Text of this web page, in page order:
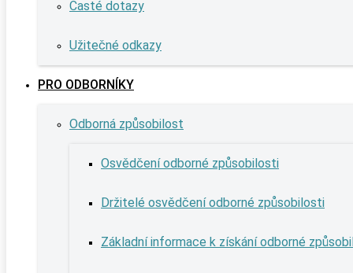
Časté dotazy
Užitečné odkazy
PRO ODBORNÍKY
Odborná způsobilost
Osvědčení odborné způsobilosti
Držitelé osvědčení odborné způsobilosti
Základní informace k získání odborné